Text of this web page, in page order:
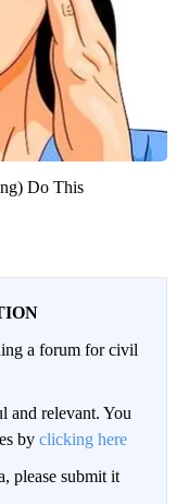
Do This
a forum for civil
and relevant. You
by clicking here
please submit it